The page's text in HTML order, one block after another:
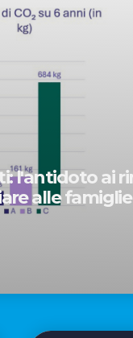
l'antidoto ai
alle